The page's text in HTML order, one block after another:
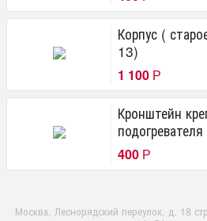
Корпус (
13)
1 100 Р
Кронштейн
400 Р
Москва, Леснорядский переулок, д. 18